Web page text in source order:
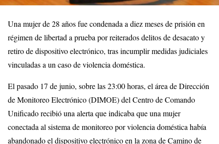
Una mujer de 28 años fue condenada a diez meses de prisión en
régimen de libertad a prueba por reiterados delitos de desacato y
retiro de dispositivo electrónico, tras incumplir medidas judiciales
vinculadas a un caso de violencia doméstica.
El pasado 17 de junio, sobre las 23:00 horas, el área de Dirección
de Monitoreo Electrónico (DIMOE) del Centro de Comando
Unificado recibió una alerta que indicaba que una mujer
conectada al sistema de monitoreo por violencia doméstica había
abandonado el dispositivo electrónico en la zona de Camino de